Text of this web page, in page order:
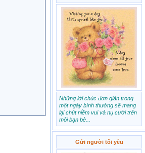
Những lời chúc đơn giản trong
một ngày bình thường sẽ mang
lại chút niềm vui và nụ cười trên
môi bạn bè...
Gửi người tôi yêu